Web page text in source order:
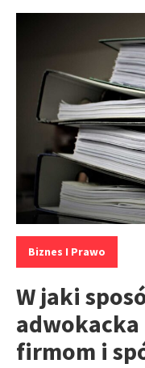
Kategorie:
Biznes I Prawo
W jaki
adwokacka
firmom i